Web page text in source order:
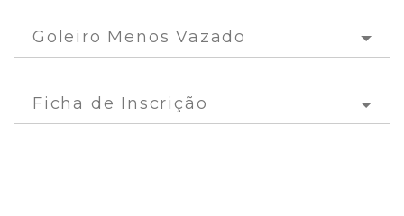
Goleiro Menos Vazado
Ficha de Inscrição